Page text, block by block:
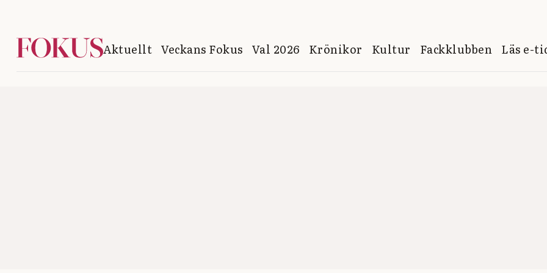
Aktuellt Veckans Fokus Val 2026 Krönikor Kultur Fackklubben Läs e-